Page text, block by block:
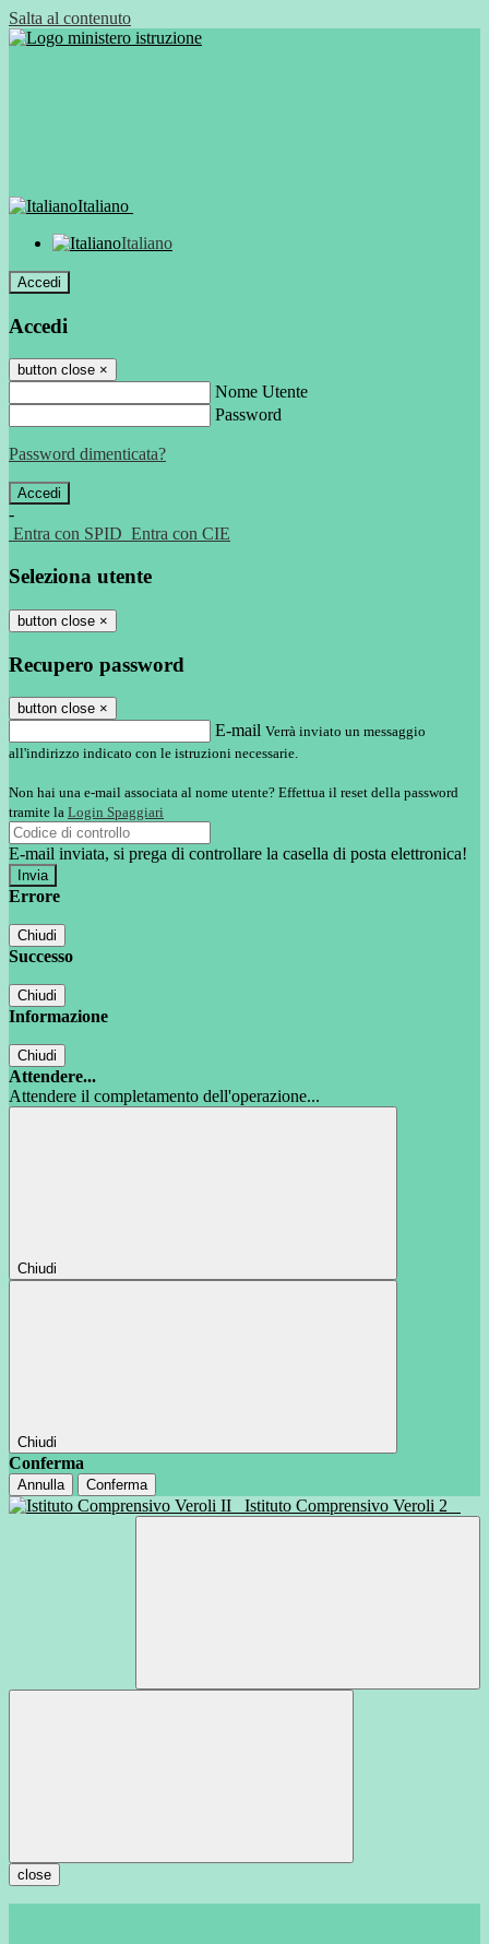
Salta al contenuto
Italiano
Italiano
Accedi
Accedi
button close ×
Nome Utente
Password
Password dimenticata?
-
Entra con SPID Entra con CIE
Seleziona utente
button close ×
Recupero password
button close ×
E-mail Verrà inviato un messaggio
all'indirizzo indicato con le istruzioni necessarie.
Non hai una e-mail associata al nome utente? Effettua il reset della password
tramite la Login Spaggiari
E-mail inviata, si prega di controllare la casella di posta elettronica!
Errore
Chiudi
Successo
Chiudi
Informazione
Chiudi
Attendere...
Attendere il completamento dell'operazione...
Chiudi
Chiudi
Conferma
Annulla Conferma
Istituto Comprensivo Veroli 2
close